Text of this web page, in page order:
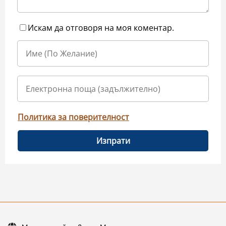
Искам да отговоря на моя коментар.
Политика за поверителност
Изпрати